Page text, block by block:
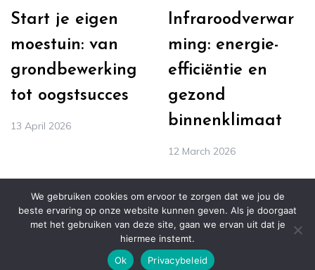
Start je eigen
moestuin: van
grondbewerking
tot oogstsucces
13 April 2026
Infraroodverwar
ming: energie-
efficiëntie en
gezond
binnenklimaat
12 March 2026
© ALL RIGHTS RESERVED 2021 THEME: PREFER BY
We gebruiken cookies om ervoor te zorgen dat we jou de
beste ervaring op onze website kunnen geven. Als je doorgaat
met het gebruiken van deze site, gaan we ervan uit dat je
hiermee instemt.
Ok
Privacybeleid